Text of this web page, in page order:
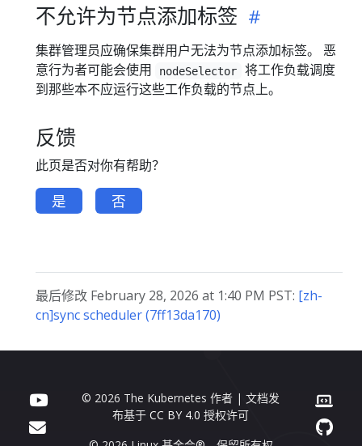
不允许为节点添加标签
集群管理员应确保集群用户无法为节点添加标签。 恶
意行为者可能会使用
nodeSelector
将工作负载调度
到那些本不应运行这些工作负载的节点上。
反馈
此页是否对你有帮助？
是 否
最后修改 February 28, 2026 at 1:40 PM PST: [zh-
cn]sync scheduler (7ff13da170)
© 2026 The Kubernetes 作者 | 文档发
布基于CC BY 4.0 授权许可